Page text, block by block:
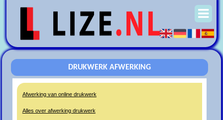
DRUKWERK AFWERKING
Afwerking van online drukwerk
Alles over afwerking drukwerk